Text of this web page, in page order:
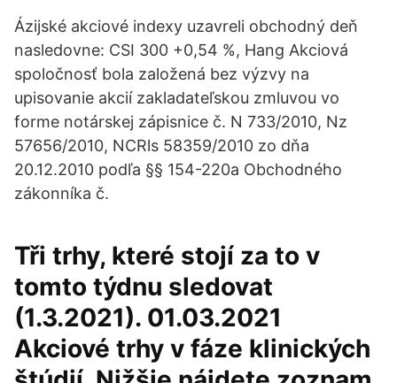
Ázijské akciové indexy uzavreli obchodný deň
nasledovne: CSI 300 +0,54 %, Hang Akciová
spoločnosť bola založená bez výzvy na
upisovanie akcií zakladateľskou zmluvou vo
forme notárskej zápisnice č. N 733/2010, Nz
57656/2010, NCRls 58359/2010 zo dňa
20.12.2010 podľa §§ 154-220a Obchodného
zákonníka č.
Tři trhy, které stojí za to v
tomto týdnu sledovat
(1.3.2021). 01.03.2021
Akciové trhy v fáze klinických